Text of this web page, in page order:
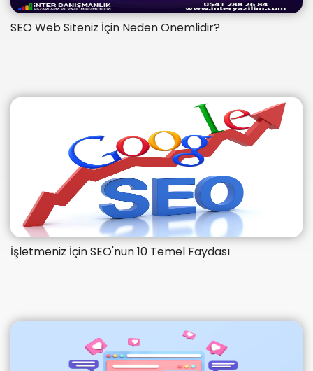
SEO Web Siteniz İçin Neden Önemlidir?
İşletmeniz İçin SEO'nun 10 Temel Faydası